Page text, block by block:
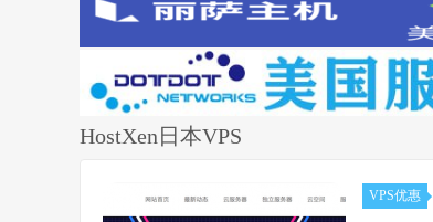
HostXen日本VPS
VPS优惠